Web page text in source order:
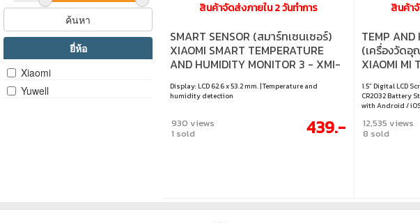
ค้นหา
ยี่ห้อ
Xiaomi
Yuwell
สินค้าจัดส่งภายใน 2 วันทำการ
SMART SENSOR (สมาร์ทเซนเซอร์)
XIAOMI SMART TEMPERATURE
AND HUMIDITY MONITOR 3 - XMI-
Display: LCD 62.6 x 53.2 mm. | Temperature and
humidity detection
930 views
1 sold 439.-
สินค้า
TEMP AND
(เครื่องวัด
XIAOMI MI
1.5” Digital LCD
CR2032 Battery
with Android /
12,535 views
8 sold